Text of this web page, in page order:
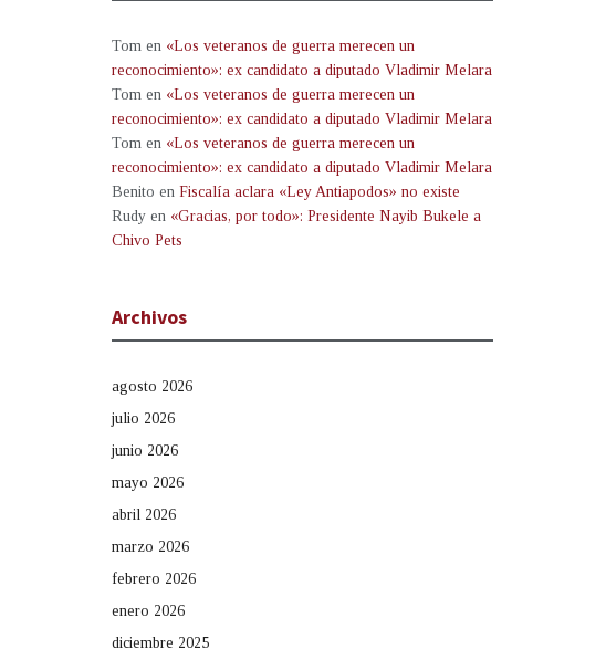
Tom en «Los veteranos de guerra merecen un
reconocimiento»: ex candidato a diputado Vladimir Melara
Tom en «Los veteranos de guerra merecen un
reconocimiento»: ex candidato a diputado Vladimir Melara
Tom en «Los veteranos de guerra merecen un
reconocimiento»: ex candidato a diputado Vladimir Melara
Benito en Fiscalía aclara «Ley Antiapodos» no existe
Rudy en «Gracias, por todo»: Presidente Nayib Bukele a
Chivo Pets
Archivos
agosto 2026
julio 2026
junio 2026
mayo 2026
abril 2026
marzo 2026
febrero 2026
enero 2026
diciembre 2025